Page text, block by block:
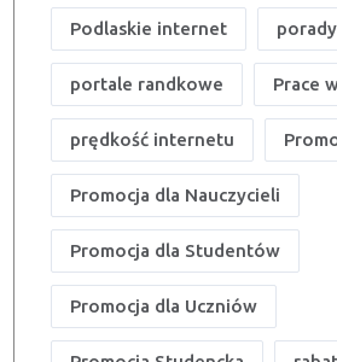
Podlaskie internet porady
portale randkowe Prace
prędkość internetu
Promocja dla Nauczycieli
Promocja dla Studentów
Promocja dla Uczniów